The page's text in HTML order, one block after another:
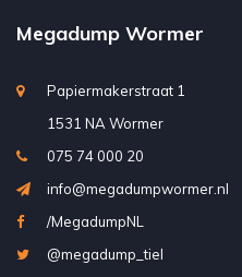
Megadump Wormer
Papiermakerstraat 1
1531 NA Wormer
075 74 000 20
info@megadumpwormer.nl
/MegadumpNL
@megadump_tiel